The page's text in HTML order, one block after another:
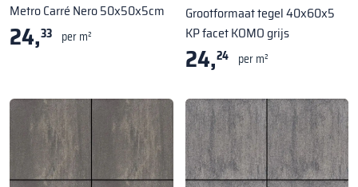
Metro Carré Nero 50x50x5cm
24,33 per m²
Grootformaat tegel 40x60x5
KP facet KOMO grijs
24,24 per m²